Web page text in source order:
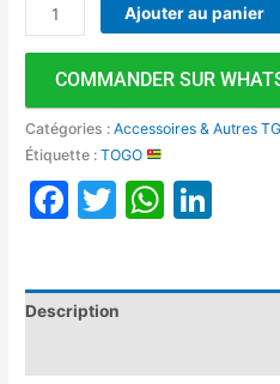
Ajouter au panier
COMMANDER SUR
Catégories :Accessoires & Autres TG
Étiquette :TOGO
Facebook
Twitter
Description